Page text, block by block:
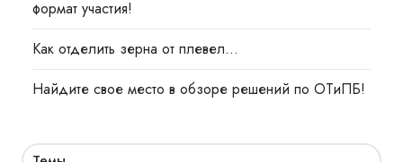
формат участия!
Как отделить зерна от плевел…
Найдите свое место в обзоре решений по ОТиПБ!